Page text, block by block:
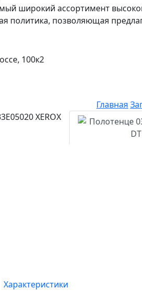
широкий ассортимент
политика, позволяющая
100к2
Главная
Характеристики